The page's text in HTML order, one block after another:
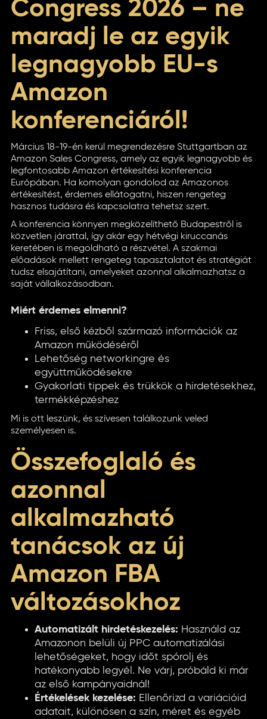
Congress 2026 – ne
maradj le az egyik
legnagyobb EU-s
Amazon
konferenciáról!
Március 18-19-én kerül megrendezésre Stuttgartban az
Amazon Sales Congress, amely az egyik legnagyobb és
legfontosabb Amazon értékesítési konferencia
Európában. Ha komolyan gondolod az Amazonos
értékesítést, érdemes ellátogatni, hiszen rengeteg
hasznos tudásra és kapcsolatra tehetsz szert.
A konferencia könnyen megközelíthető Budapestről is
közvetlen járattal, így akár egy hétvégi kiruccanás
keretében is megoldható a részvétel. A szakmai
előadások mellett rengeteg tapasztalatot és stratégiát
tudsz elsajátítani, amelyeket azonnal alkalmazhatsz a
saját vállalkozásodban.
Miért érdemes elmenni?
Friss, első kézből származó információk az
Amazon működéséről
Lehetőség networkingre és
együttműködésekre
Gyakorlati tippek és trükkök a hirdetésekhez,
termékképzéshez
Mi is ott leszünk, és szívesen találkozunk veled
személyesen is.
Összefoglaló és
azonnal
alkalmazható
tanácsok az új
Amazon FBA
változásokhoz
Automatizált hirdetéskezelés: Használd az
Amazonon belüli új PPC automatizálási
lehetőségeket, hogy időt spórolj és
hatékonyabb legyél. Ne várj, próbáld ki már
az első kampányaidnál!
Értékelések kezelése: Ellenőrizd a variációid
adatait, különösen a szín, méret és egyéb